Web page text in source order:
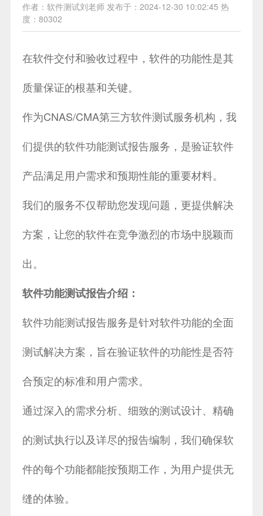
作者：软件测试刘老师 发布于：2024-12-30 10:02:45 热
度：80302
在软件交付和验收过程中，软件的功能性是其
质量保证的根基和关键。
作为CNAS/CMA第三方软件测试服务机构，我
们提供的软件功能测试报告服务，是验证软件
产品满足用户需求和预期性能的重要材料。
我们的服务不仅帮助您发现问题，更提供解决
方案，让您的软件在竞争激烈的市场中脱颖而
出。
软件功能测试报告介绍：
软件功能测试报告服务是针对软件功能的全面
测试解决方案，旨在验证软件的功能性是否符
合预定的标准和用户需求。
通过深入的需求分析、细致的测试设计、精确
的测试执行以及详尽的报告编制，我们确保软
件的每个功能都能按预期工作，为用户提供无
缝的体验。